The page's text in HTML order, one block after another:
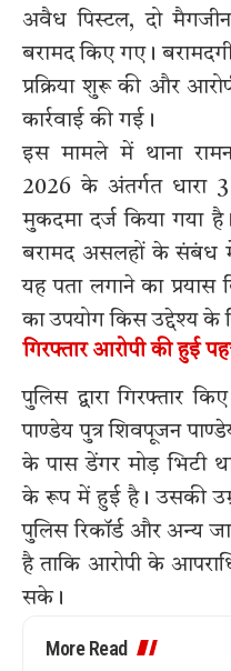
अवैध पिस्टल, दो
बरामद किए गए।
प्रक्रिया शुरू की और
कार्रवाई की गई।
इस मामले में थाना
2026 के अंतर्गत
मुकदमा दर्ज किया गया
बरामद असलहों के संबंध
यह पता लगाने का प्रयास
का उपयोग किस उद्देश्य के
गिरफ्तार आरोपी की हुई
पुलिस द्वारा गिरफ्तार
पाण्डेय पुत्र शिवपूजन
के पास डेंगर मोड़ भिटी
के रूप में हुई है। उसकी
पुलिस रिकॉर्ड और अन्य
है ताकि आरोपी के
सके।
More Read